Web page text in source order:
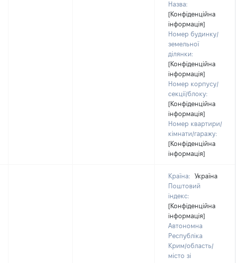
Назва:
[Конфіденційна
інформація]
Номер будинку/
земельної
ділянки:
[Конфіденційна
інформація]
Номер корпусу/
секції/блоку:
[Конфіденційна
інформація]
Номер квартири/
кімнати/гаражу:
[Конфіденційна
інформація]
Країна:
Україна
Поштовий
індекс:
[Конфіденційна
інформація]
Автономна
Республіка
Крим/область/
місто зі